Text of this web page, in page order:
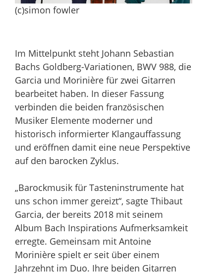
(c)simon fowler
Im Mittelpunkt steht Johann Sebastian
Bachs Goldberg-Variationen, BWV 988, die
Garcia und Morinière für zwei Gitarren
bearbeitet haben. In dieser Fassung
verbinden die beiden französischen
Musiker Elemente moderner und
historisch informierter Klangauffassung
und eröffnen damit eine neue Perspektive
auf den barocken Zyklus.
„Barockmusik für Tasteninstrumente hat
uns schon immer gereizt“, sagte Thibaut
Garcia, der bereits 2018 mit seinem
Album Bach Inspirations Aufmerksamkeit
erregte. Gemeinsam mit Antoine
Morinière spielt er seit über einem
Jahrzehnt im Duo. Ihre beiden Gitarren